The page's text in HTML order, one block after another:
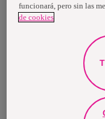
Nosotras, una marca de
higiene y salud. Cada
propósito es romper
consumidores,
general. Vendemos en
principales marcas
como Actimove,
Lotus, Modibodi,
2024, Essity tuvo ventas
euros y empleó a 36,000
ubicada en Estocolmo,
Más información en
funcionará, pero sin las
de cookies